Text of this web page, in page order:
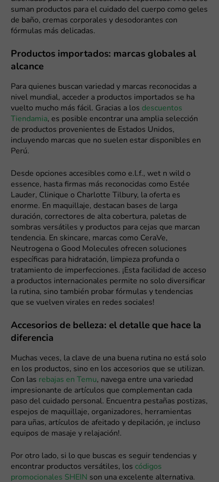
suman productos para el cuidado del cuerpo como geles
de baño, cremas corporales y desodorantes con
fórmulas más delicadas.
Productos importados: marcas globales al
alcance
Para quienes buscan variedad y marcas reconocidas a
nivel mundial, acceder a productos importados se ha
vuelto mucho más fácil. Gracias a los descuentos
Tiendamia, es posible encontrar una amplia selección
de productos provenientes de Estados Unidos,
incluyendo marcas que no suelen estar disponibles en
Perú.
Desde opciones accesibles como e.l.f., wet n wild o
essence, hasta firmas más reconocidas como Estée
Lauder, Clinique o Charlotte Tilbury, la oferta es
enorme. En maquillaje, destacan bases de larga
duración, correctores de alta cobertura, paletas de
sombras versátiles y productos para cejas que marcan
tendencia. En skincare, marcas como CeraVe,
Neutrogena o Good Molecules ofrecen soluciones
específicas para hidratación, limpieza profunda o
tratamiento de imperfecciones. ¡Esta facilidad de acceso
a productos internacionales permite no solo diversificar
la rutina, sino también probar fórmulas y tendencias
que se vuelven virales en redes sociales!
Accesorios de belleza: el detalle que hace la
diferencia
Muchas veces, la clave de una buena rutina no está solo
en los productos, sino en los accesorios que se utilizan.
Con las rebajas en Temu, navega entre una variedad
impresionante de artículos que complementan cada
paso del cuidado personal. Encuentra pestañas postizas,
espejos de maquillaje, organizadores, herramientas
para uñas, artículos de afeitado y depilación, ¡e incluso
equipos de masaje y relajación!.
Por otro lado, si lo que buscas es seguir tendencias y
encontrar productos versátiles, los códigos
promocionales SHEIN son una excelente alternativa.